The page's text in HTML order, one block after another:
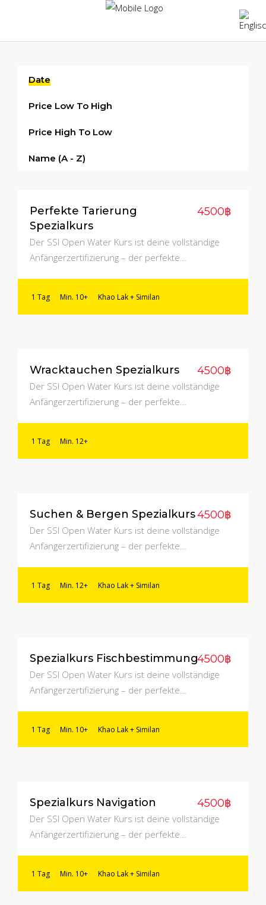
Date
Price Low To High
Price High To Low
Name (a - Z)
Perfekte Tarierung
Spezialkurs
4500฿
Der SSI Open Water Kurs ist deine vollständige
Anfängerzertifizierung – der perfekte…
1 Tag Min. 10+ Khao Lak + Similan
Wracktauchen Spezialkurs 4500฿
Der SSI Open Water Kurs ist deine vollständige
Anfängerzertifizierung – der perfekte…
1 Tag Min. 12+
Suchen & Bergen Spezialkurs4500฿
Der SSI Open Water Kurs ist deine vollständige
Anfängerzertifizierung – der perfekte…
1 Tag Min. 12+ Khao Lak + Similan
Spezialkurs Fischbestimmung4500฿
Der SSI Open Water Kurs ist deine vollständige
Anfängerzertifizierung – der perfekte…
1 Tag Min. 10+ Khao Lak + Similan
Spezialkurs Navigation 4500฿
Der SSI Open Water Kurs ist deine vollständige
Anfängerzertifizierung – der perfekte…
1 Tag Min. 10+ Khao Lak + Similan